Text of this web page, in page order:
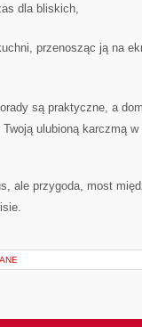
dla bliskich,
przenosząc ją na
są praktyczne, a
ulubioną karczmą
ale przygoda, most